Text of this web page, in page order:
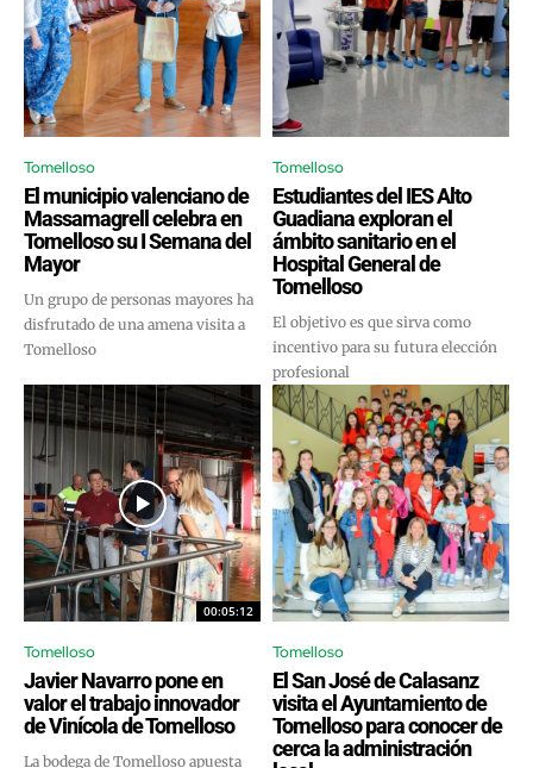
Tomelloso
El municipio valenciano de
Massamagrell celebra en
Tomelloso su I Semana del
Mayor
Un grupo de personas mayores ha
disfrutado de una amena visita a
Tomelloso
Tomelloso
Estudiantes del IES Alto
Guadiana exploran el
ámbito sanitario en el
Hospital General de
Tomelloso
El objetivo es que sirva como
incentivo para su futura elección
profesional
00:05:12
Tomelloso
Javier Navarro pone en
valor el trabajo innovador
de Vinícola de Tomelloso
La bodega de Tomelloso apuesta
Tomelloso
El San José de Calasanz
visita el Ayuntamiento de
Tomelloso para conocer de
cerca la administración